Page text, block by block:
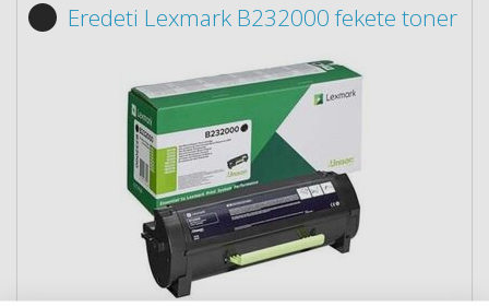
Eredeti Lexmark B232000 fekete toner